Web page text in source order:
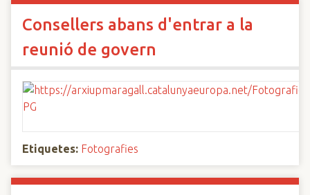
Consellers abans d'entrar a la
reunió de govern
Etiquetes: Fotografies